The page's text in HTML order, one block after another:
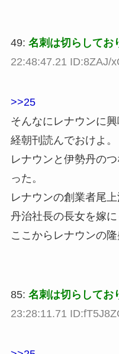
49: 名刺は切らしてお
22:48:47.21 ID:8ZAJ/
>>25
そんなにレナウンに
経朝刊読んでおけよ。
レナウンと伊勢丹の
った。
レナウンの創業者尾
丹治社長の長女を嫁に
ここからレナウンの隆
85: 名刺は切らしてお
23:28:11.71